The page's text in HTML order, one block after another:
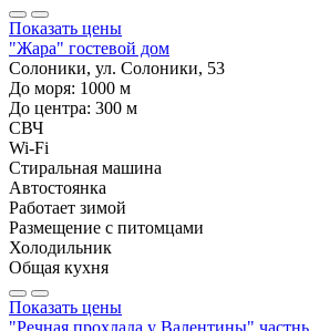
Показать цены
"Жара" гостевой дом
Солоники, ул. Солоники, 53
До моря: 1000 м
До центра: 300 м
СВЧ
Wi-Fi
Стиральная машина
Автостоянка
Работает зимой
Размещение с питомцами
Холодильник
Общая кухня
Показать цены